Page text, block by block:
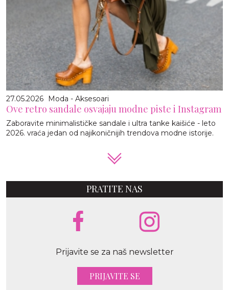
27.05.2026 Moda - Aksesoari
Ove retro sandale osvajaju modne piste i Instagram
Zaboravite minimalističke sandale i ultra tanke kaišiće - leto
2026. vraća jedan od najikoničnijih trendova modne istorije.
PRATITE NAS
Prijavite se za naš newsletter
PRIJAVITE SE